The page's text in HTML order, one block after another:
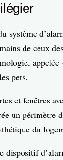
système
de ceux
pets.
et fenêtres
un périmètre
du
dispositif